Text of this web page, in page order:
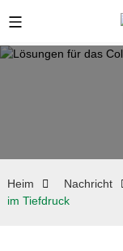
Heim Nachricht
im Tiefdruck